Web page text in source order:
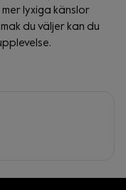
lyxiga känslor
du väljer kan du